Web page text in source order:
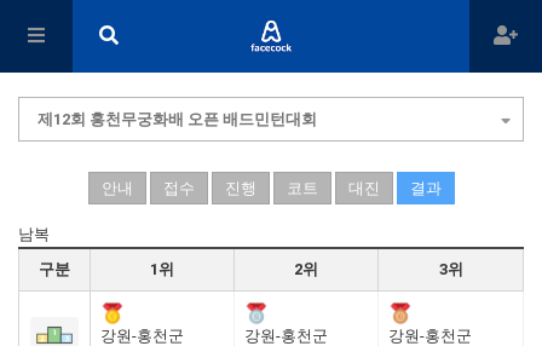
제12회 홍천무궁화배 오픈 배드민턴대회
안내 접수 진행 코트 대진 결과
남복
구분
1위 2위 3위
강원-홍천군
강원-홍천군
강원-홍천군